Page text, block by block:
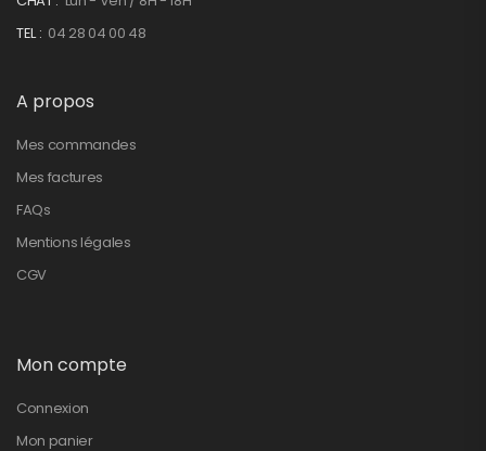
TEL : 04 28 04 00 48
A propos
Mes commandes
Mes factures
FAQs
Mentions légales
CGV
Mon compte
Connexion
Mon panier